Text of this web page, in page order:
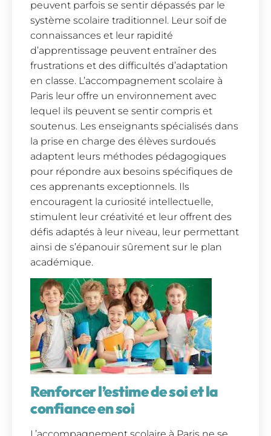
peuvent parfois se sentir dépassés par le
système scolaire traditionnel. Leur soif de
connaissances et leur rapidité
d’apprentissage peuvent entraîner des
frustrations et des difficultés d’adaptation
en classe. L’accompagnement scolaire à
Paris leur offre un environnement avec
lequel ils peuvent se sentir compris et
soutenus. Les enseignants spécialisés dans
la prise en charge des élèves surdoués
adaptent leurs méthodes pédagogiques
pour répondre aux besoins spécifiques de
ces apprenants exceptionnels. Ils
encouragent la curiosité intellectuelle,
stimulent leur créativité et leur offrent des
défis adaptés à leur niveau, leur permettant
ainsi de s’épanouir sûrement sur le plan
académique.
Renforcer l’estime de soi et la
confiance en soi